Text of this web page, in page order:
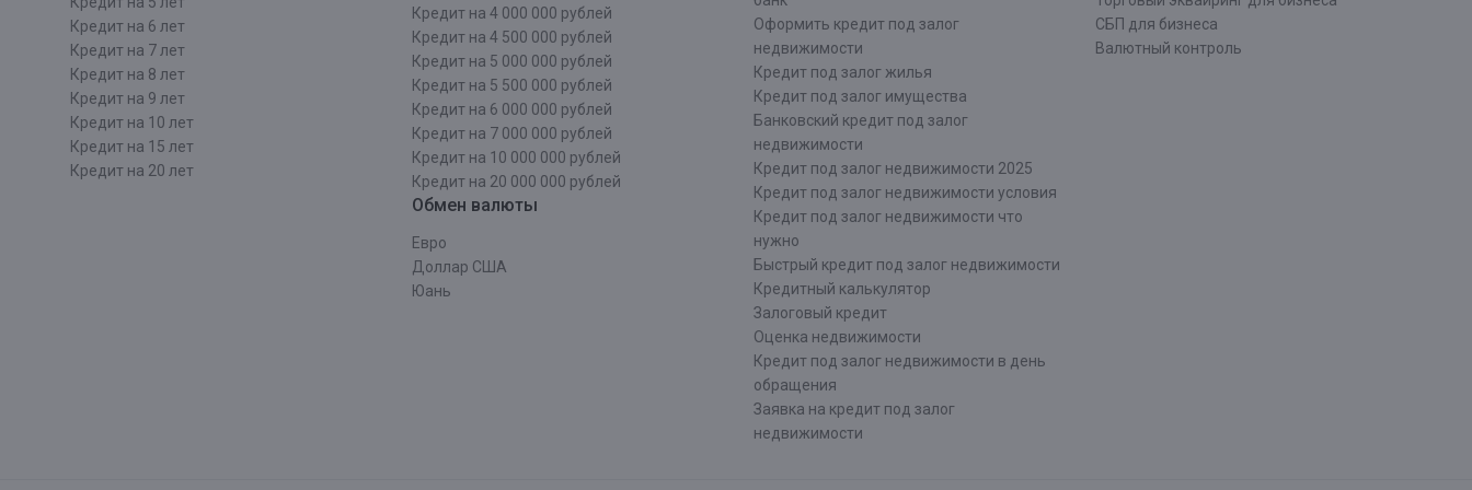
Кредит на 6 лет
Кредит на 7 лет
Кредит на 8 лет
Кредит на 9 лет
Кредит на 10 лет
Кредит на 15 лет
Кредит на 20 лет
Кредит на 4 000 000 рублей
Кредит на 4 500 000 рублей
Кредит на 5 000 000 рублей
Кредит на 5 500 000 рублей
Кредит на 6 000 000 рублей
Кредит на 7 000 000 рублей
Кредит на 10 000 000 рублей
Кредит на 20 000 000 рублей
Обмен валюты
Евро
Доллар США
Юань
Оформить кредит под залог
недвижимости
Кредит под залог жилья
Кредит под залог имущества
Банковский кредит под залог
недвижимости
Кредит под залог недвижимости 2025
Кредит под залог недвижимости условия
Кредит под залог недвижимости что
нужно
Быстрый кредит под залог недвижимости
Кредитный калькулятор
Залоговый кредит
Оценка недвижимости
Кредит под залог недвижимости в день
обращения
Заявка на кредит под залог
недвижимости
СБП для бизнеса
Валютный контроль